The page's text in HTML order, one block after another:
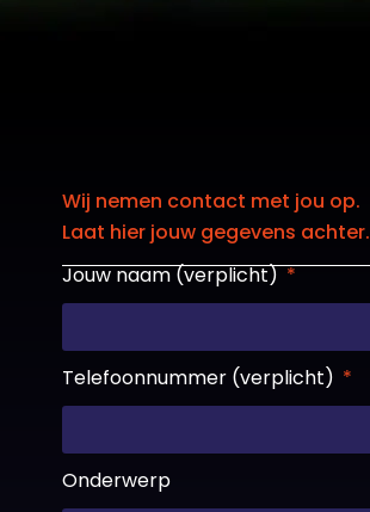
Wij nemen contact met jou op.
Laat hier jouw gegevens achter.
Jouw naam (verplicht)
Telefoonnummer (verplicht)
Onderwerp